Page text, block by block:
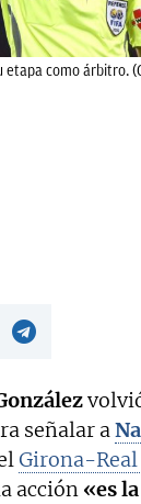
etapa como árbitro.
señalar a
Girona-
acción «es